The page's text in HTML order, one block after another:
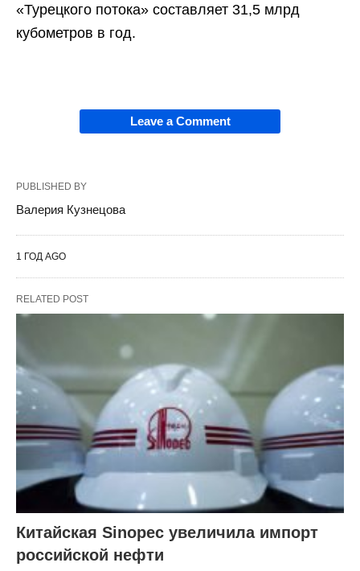
«Турецкого потока» составляет 31,5 млрд
кубометров в год.
Leave a Comment
PUBLISHED BY
Валерия Кузнецова
1 ГОД AGO
RELATED POST
Китайская Sinopec увеличила импорт
российской нефти